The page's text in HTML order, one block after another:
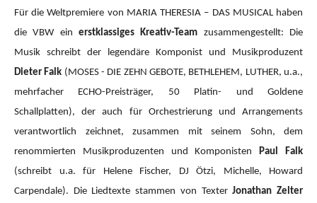
Für die Weltpremiere von MARIA THERESIA – DAS MUSICAL haben
die VBW ein erstklassiges Kreativ-Team zusammengestellt: Die
Musik schreibt der legendäre Komponist und Musikproduzent
Dieter Falk (MOSES - DIE ZEHN GEBOTE, BETHLEHEM, LUTHER, u.a.,
mehrfacher ECHO-Preisträger, 50 Platin- und Goldene
Schallplatten), der auch für Orchestrierung und Arrangements
verantwortlich zeichnet, zusammen mit seinem Sohn, dem
renommierten Musikproduzenten und KomponistenPaul Falk
(schreibt u.a. für Helene Fischer, DJ Ötzi, Michelle, Howard
Carpendale). Die Liedtexte stammen von TexterJonathan Zelter